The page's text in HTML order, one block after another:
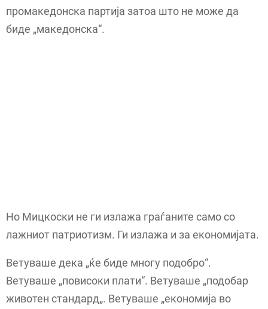
промакедонска партија затоа што не може да
биде „македонска“.
Но Мицкоски не ги излажа граѓаните само со
лажниот патриотизм. Ги излажа и за економијата.
Ветуваше дека „ќе биде многу подобро“.
Ветуваше „повисоки плати“. Ветуваше „подобар
животен стандард„. Ветуваше „економија во